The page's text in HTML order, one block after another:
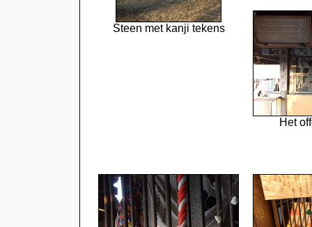
Steen met kanji tekens
Het